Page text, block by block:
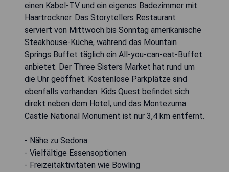
einen Kabel-TV und ein eigenes Badezimmer mit
Haartrockner. Das Storytellers Restaurant
serviert von Mittwoch bis Sonntag amerikanische
Steakhouse-Küche, während das Mountain
Springs Buffet täglich ein All-you-can-eat-Buffet
anbietet. Der Three Sisters Market hat rund um
die Uhr geöffnet. Kostenlose Parkplätze sind
ebenfalls vorhanden. Kids Quest befindet sich
direkt neben dem Hotel, und das Montezuma
Castle National Monument ist nur 3,4 km entfernt.
- Nähe zu Sedona
- Vielfältige Essensoptionen
- Freizeitaktivitäten wie Bowling